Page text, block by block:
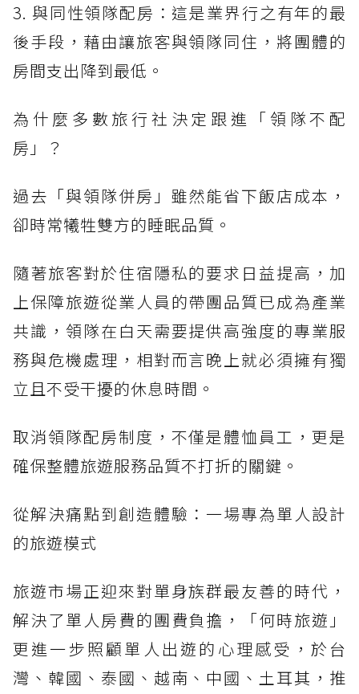
3. 與同性領隊配房：這是業界行之有年的最
後手段，藉由讓旅客與領隊同住，將團體的
房間支出降到最低。
為什麼多數旅行社決定跟進「領隊不配
房」？
過去「與領隊併房」雖然能省下飯店成本，
卻時常犧牲雙方的睡眠品質。
隨著旅客對於住宿隱私的要求日益提高，加
上保障旅遊從業人員的帶團品質已成為產業
共識，領隊在白天需要提供高強度的專業服
務與危機處理，相對而言晚上就必須擁有獨
立且不受干擾的休息時間。
取消領隊配房制度，不僅是體恤員工，更是
確保整體旅遊服務品質不打折的關鍵。
從解決痛點到創造體驗：一場專為單人設計
的旅遊模式
旅遊市場正迎來對單身族群最友善的時代，
解決了單人房費的團費負擔，「何時旅遊」
更進一步照顧單人出遊的心理感受，於台
灣、韓國、泰國、越南、中國、土耳其，推